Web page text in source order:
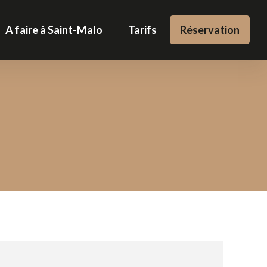
A faire à Saint-Malo Tarifs Réservation